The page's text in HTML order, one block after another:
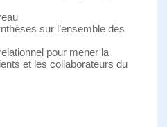
sur l’ensemble des
pour mener la
et les collaborateurs du